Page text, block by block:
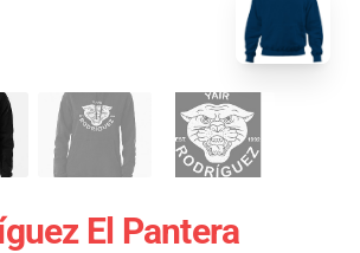
El Pantera